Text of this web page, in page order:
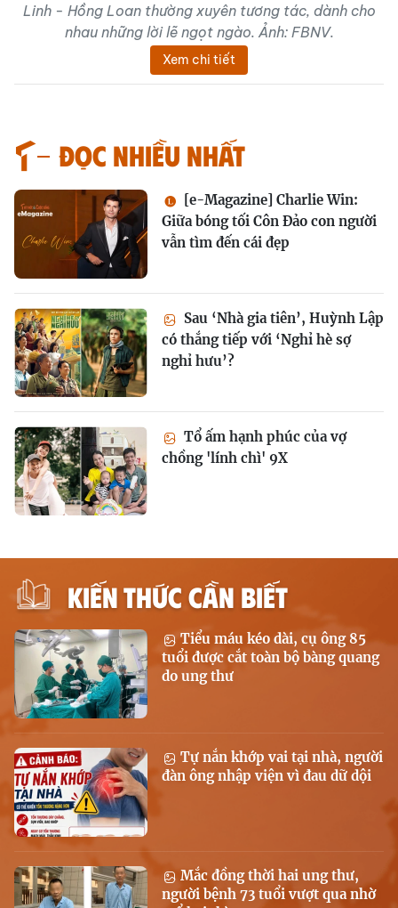
Linh - Hồng Loan thường xuyên tương tác, dành cho
nhau những lời lẽ ngọt ngào. Ảnh:FBNV.
Xem chi tiết
Đọc nhiều nhất
[e-Magazine] Charlie Win:
Giữa bóng tối Côn Đảo con người
vẫn tìm đến cái đẹp
Sau ‘Nhà gia tiên’, Huỳnh Lập
có thắng tiếp với ‘Nghỉ hè sợ
nghỉ hưu’?
Tổ ấm hạnh phúc của vợ
chồng 'lính chì' 9X
KIẾN THỨC CẦN BIẾT
Tiểu máu kéo dài, cụ ông 85
tuổi được cắt toàn bộ bàng quang
do ung thư
Tự nắn khớp vai tại nhà, người
đàn ông nhập viện vì đau dữ dội
Mắc đồng thời hai ung thư,
người bệnh 73 tuổi vượt qua nhờ